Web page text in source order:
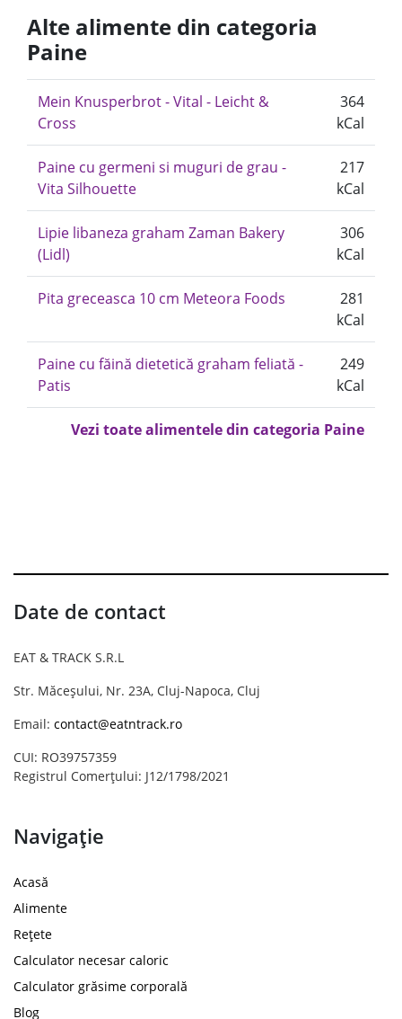
Alte alimente din categoria
Paine
Mein Knusperbrot - Vital - Leicht &
Cross
364
kCal
Paine cu germeni si muguri de grau -
Vita Silhouette
217
kCal
Lipie libaneza graham Zaman Bakery
(Lidl)
306
kCal
Pita greceasca 10 cm Meteora Foods
281
kCal
Paine cu făină dietetică graham feliată -
Patis
249
kCal
Vezi toate alimentele din categoria Paine
Date de contact
EAT & TRACK S.R.L
Str. Măceșului, Nr. 23A, Cluj-Napoca, Cluj
Email: contact@eatntrack.ro
CUI: RO39757359
Registrul Comerțului: J12/1798/2021
Navigație
Acasă
Alimente
Rețete
Calculator necesar caloric
Calculator grăsime corporală
Blog